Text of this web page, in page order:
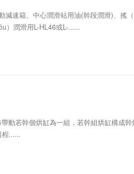
、中心潤滑站用油(幹段潤滑)、搖（
潤滑用L-HL46或L-......
幹個烘缸為一組，若幹組烘缸構成幹
......